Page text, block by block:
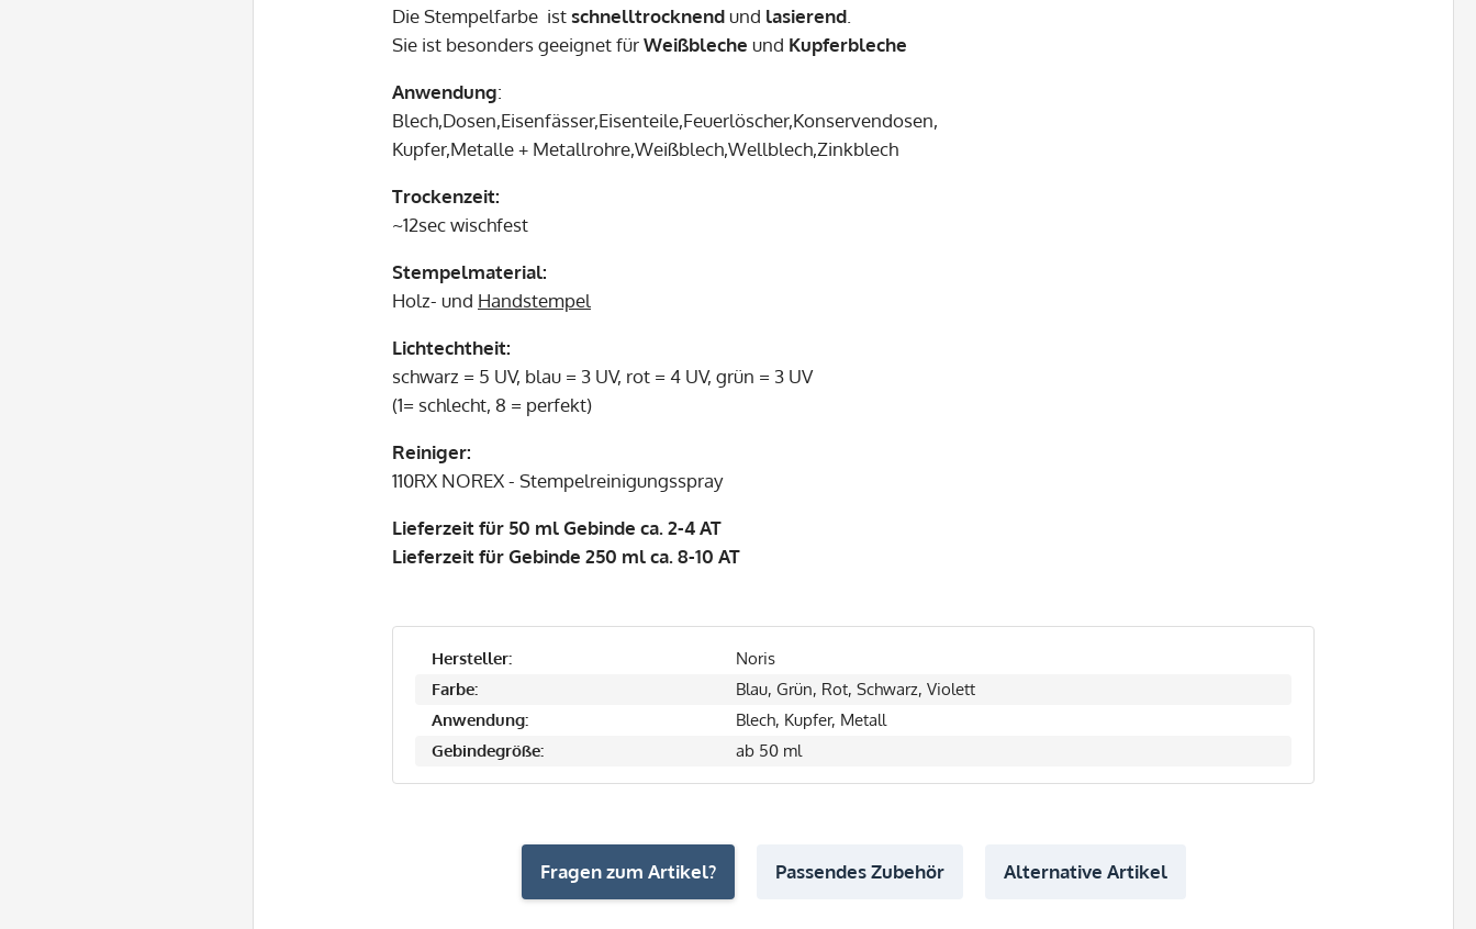
Die Stempelfarbe istschnelltrocknendund lasierend
Sie ist besonders geeignet fürWeißbleche und Kupferbleche
Anwendung:
Blech,Dosen,Eisenfässer,Eisenteile,Feuerlöscher,Konservendosen,
Kupfer,Metalle + Metallrohre,Weißblech,Wellblech,Zinkblech
Trockenzeit:
~12sec wischfest
Stempelmaterial:
Holz- und Handstempel
Lichtechtheit:
schwarz = 5 UV, blau = 3 UV, rot = 4 UV, grün = 3 UV
(1= schlecht, 8 = perfekt)
Reiniger:
110RX NOREX - Stempelreinigungsspray
Lieferzeit für 50 ml Gebinde ca. 2-4 AT
Lieferzeit für Gebinde 250 ml ca. 8-10 AT
Hersteller:
Noris
Farbe:
Blau, Grün, Rot, Schwarz, Violett
Anwendung:
Blech, Kupfer, Metall
Gebindegröße:
ab 50 ml
Fragen zum Artikel? Passendes Zubehör Alternative Artikel